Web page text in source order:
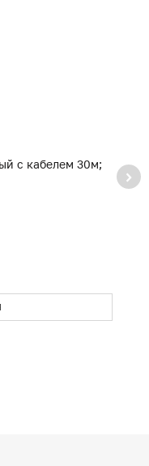
с кабелем 30м;